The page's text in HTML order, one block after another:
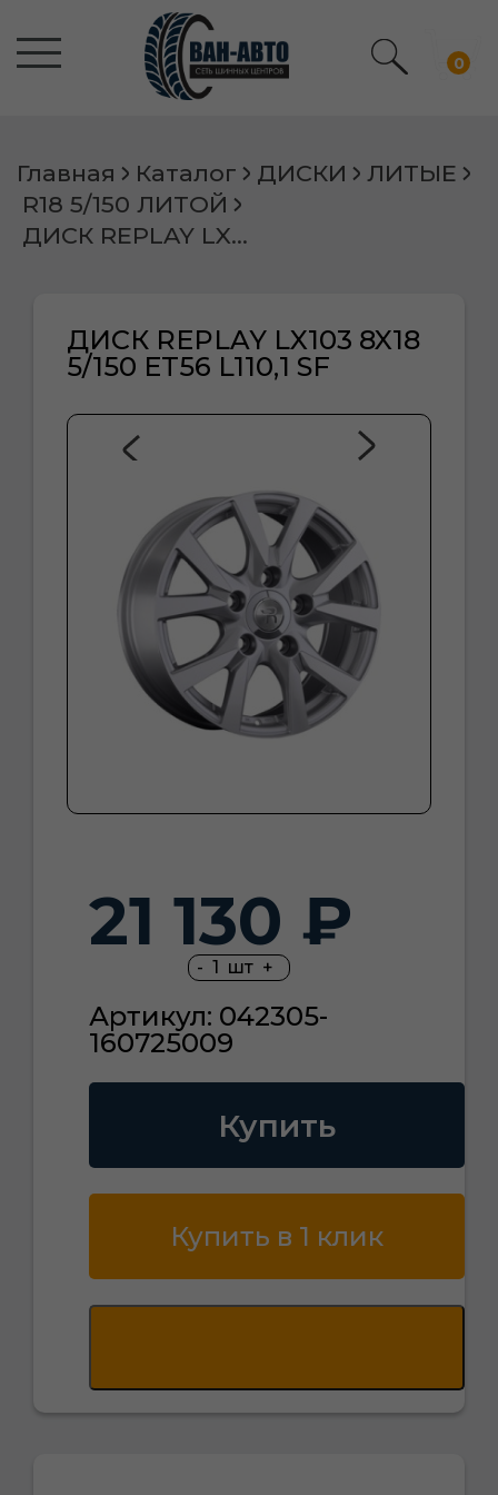
0
Главная Каталог ДИСКИ
ЛИТЫЕ
R18 5/150 ЛИТОЙ
ДИСК REPLAY LX103 8X18 5/150 ET56 L110,1 SF
ДИСК REPLAY LX103 8X18
5/150 ET56 L110,1 SF
21 130 ₽
- 1 шт +
Артикул: 042305-
160725009
Купить
Купить в 1 клик